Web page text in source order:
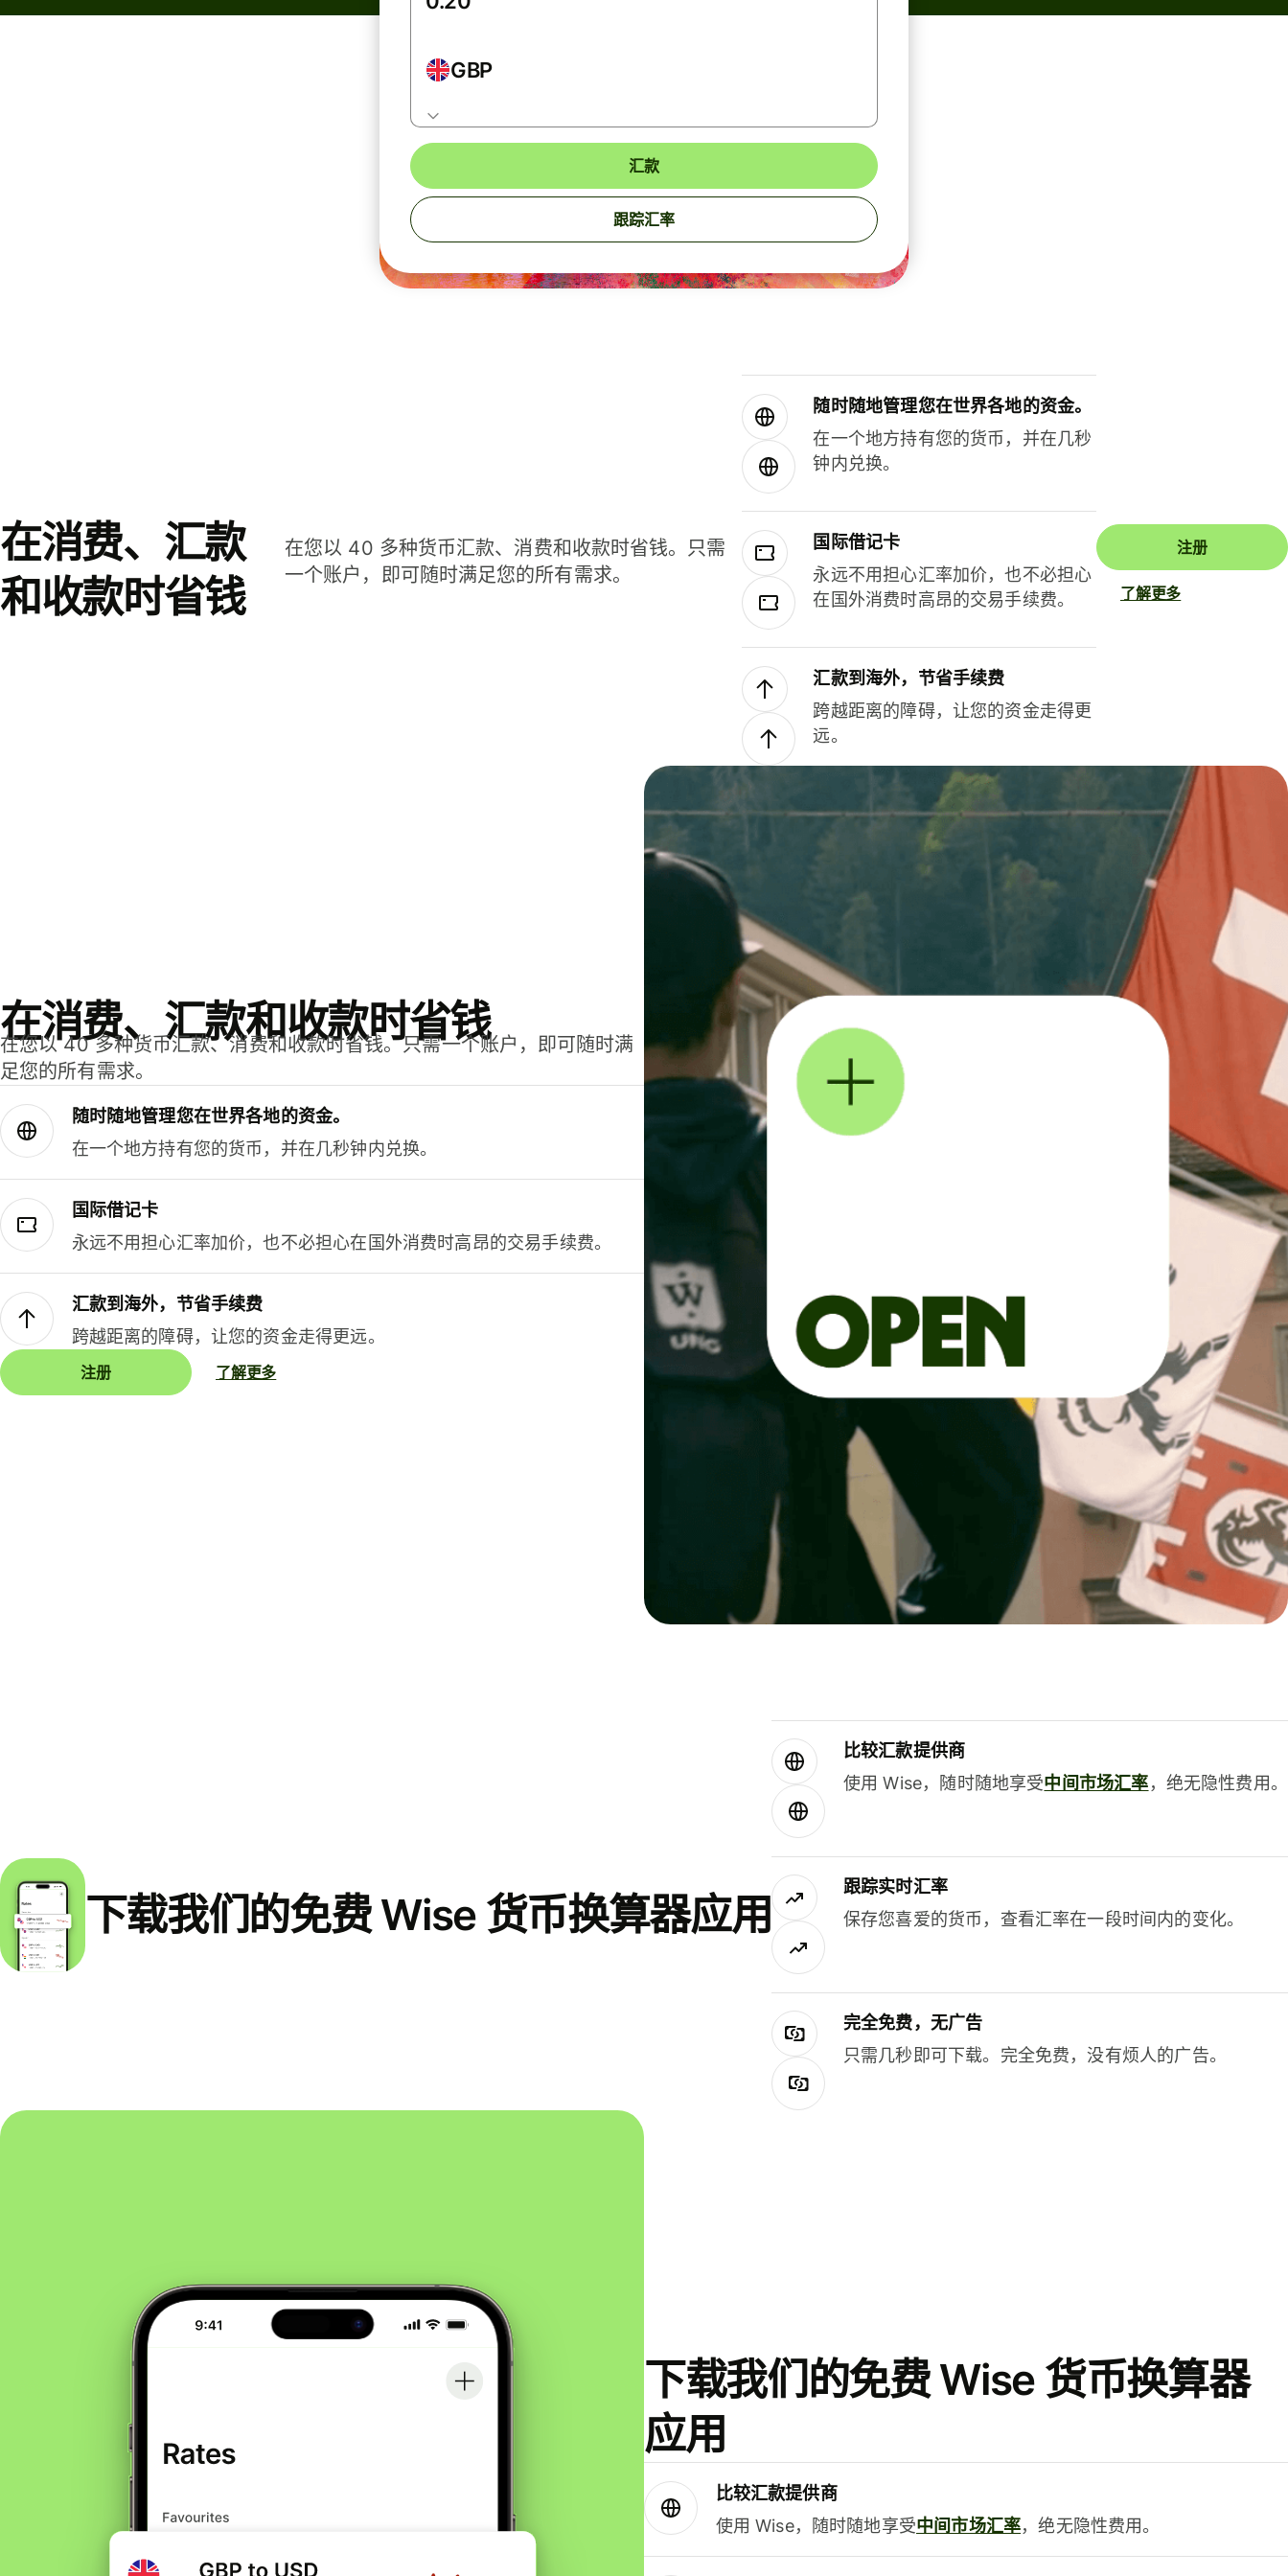
GBP
汇款
跟踪汇率
在消费、汇款
和收款时省钱
在您以 40 多种货币汇款、消费和收款时省钱。只需
一个账户，即可随时满足您的所有需求。
随时随地管理您在世界各地的资金。
在一个地方持有您的货币，并在几秒
钟内兑换。
国际借记卡
永远不用担心汇率加价，也不必担心
在国外消费时高昂的交易手续费。
汇款到海外，节省手续费
跨越距离的障碍，让您的资金走得更
远。
注册
了解更多
在消费、汇款和收款时省钱
在您以 40 多种货币汇款、消费和收款时省钱。只需一个账户，即可随时满
足您的所有需求。
随时随地管理您在世界各地的资金。
在一个地方持有您的货币，并在几秒钟内兑换。
国际借记卡
永远不用担心汇率加价，也不必担心在国外消费时高昂的交易手续费。
汇款到海外，节省手续费
跨越距离的障碍，让您的资金走得更远。
注册 了解更多
下载我们的免费 Wise 货币换算器应用
比较汇款提供商
使用 Wise，随时随地享受中间市场汇率，绝无隐性费用。
跟踪实时汇率
保存您喜爱的货币，查看汇率在一段时间内的变化。
完全免费，无广告
只需几秒即可下载。完全免费，没有烦人的广告。
下载我们的免费 Wise 货币换算器
应用
比较汇款提供商
使用 Wise，随时随地享受中间市场汇率，绝无隐性费用。